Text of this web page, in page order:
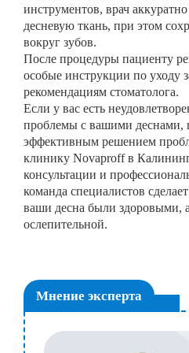
инструментов, врач
десневую ткань, при этом
вокруг зубов.
После процедуры пациенту
особые инструкции по уходу
рекомендациям стоматолога.
Если у вас есть
проблемы с вашими деснами,
эффективным решением
клинику Novaproff в
консультации и
команда специалистов
ваши десна были здоровыми,
ослепительной.
Мнение эксперта